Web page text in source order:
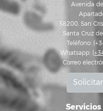
Avenida
38200, San
Santa Cruz
Teléfono:
Whatsapp:
Correo